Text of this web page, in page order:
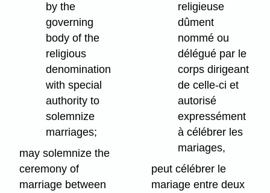
by the
governing
body of the
religious
denomination
with special
authority to
solemnize
marriages;
may solemnize the
ceremony of
marriage between
religieuse
dûment
nommé ou
délégué par le
corps dirigeant
de celle-ci et
autorisé
expressément
à célébrer les
mariages,
peut célébrer le
mariage entre deux